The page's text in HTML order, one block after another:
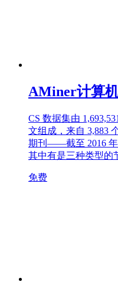
AMiner计算
CS 数据集由
文组成，来自 3,883
期刊——截至 2016 年
其中有是三种类型的
免费